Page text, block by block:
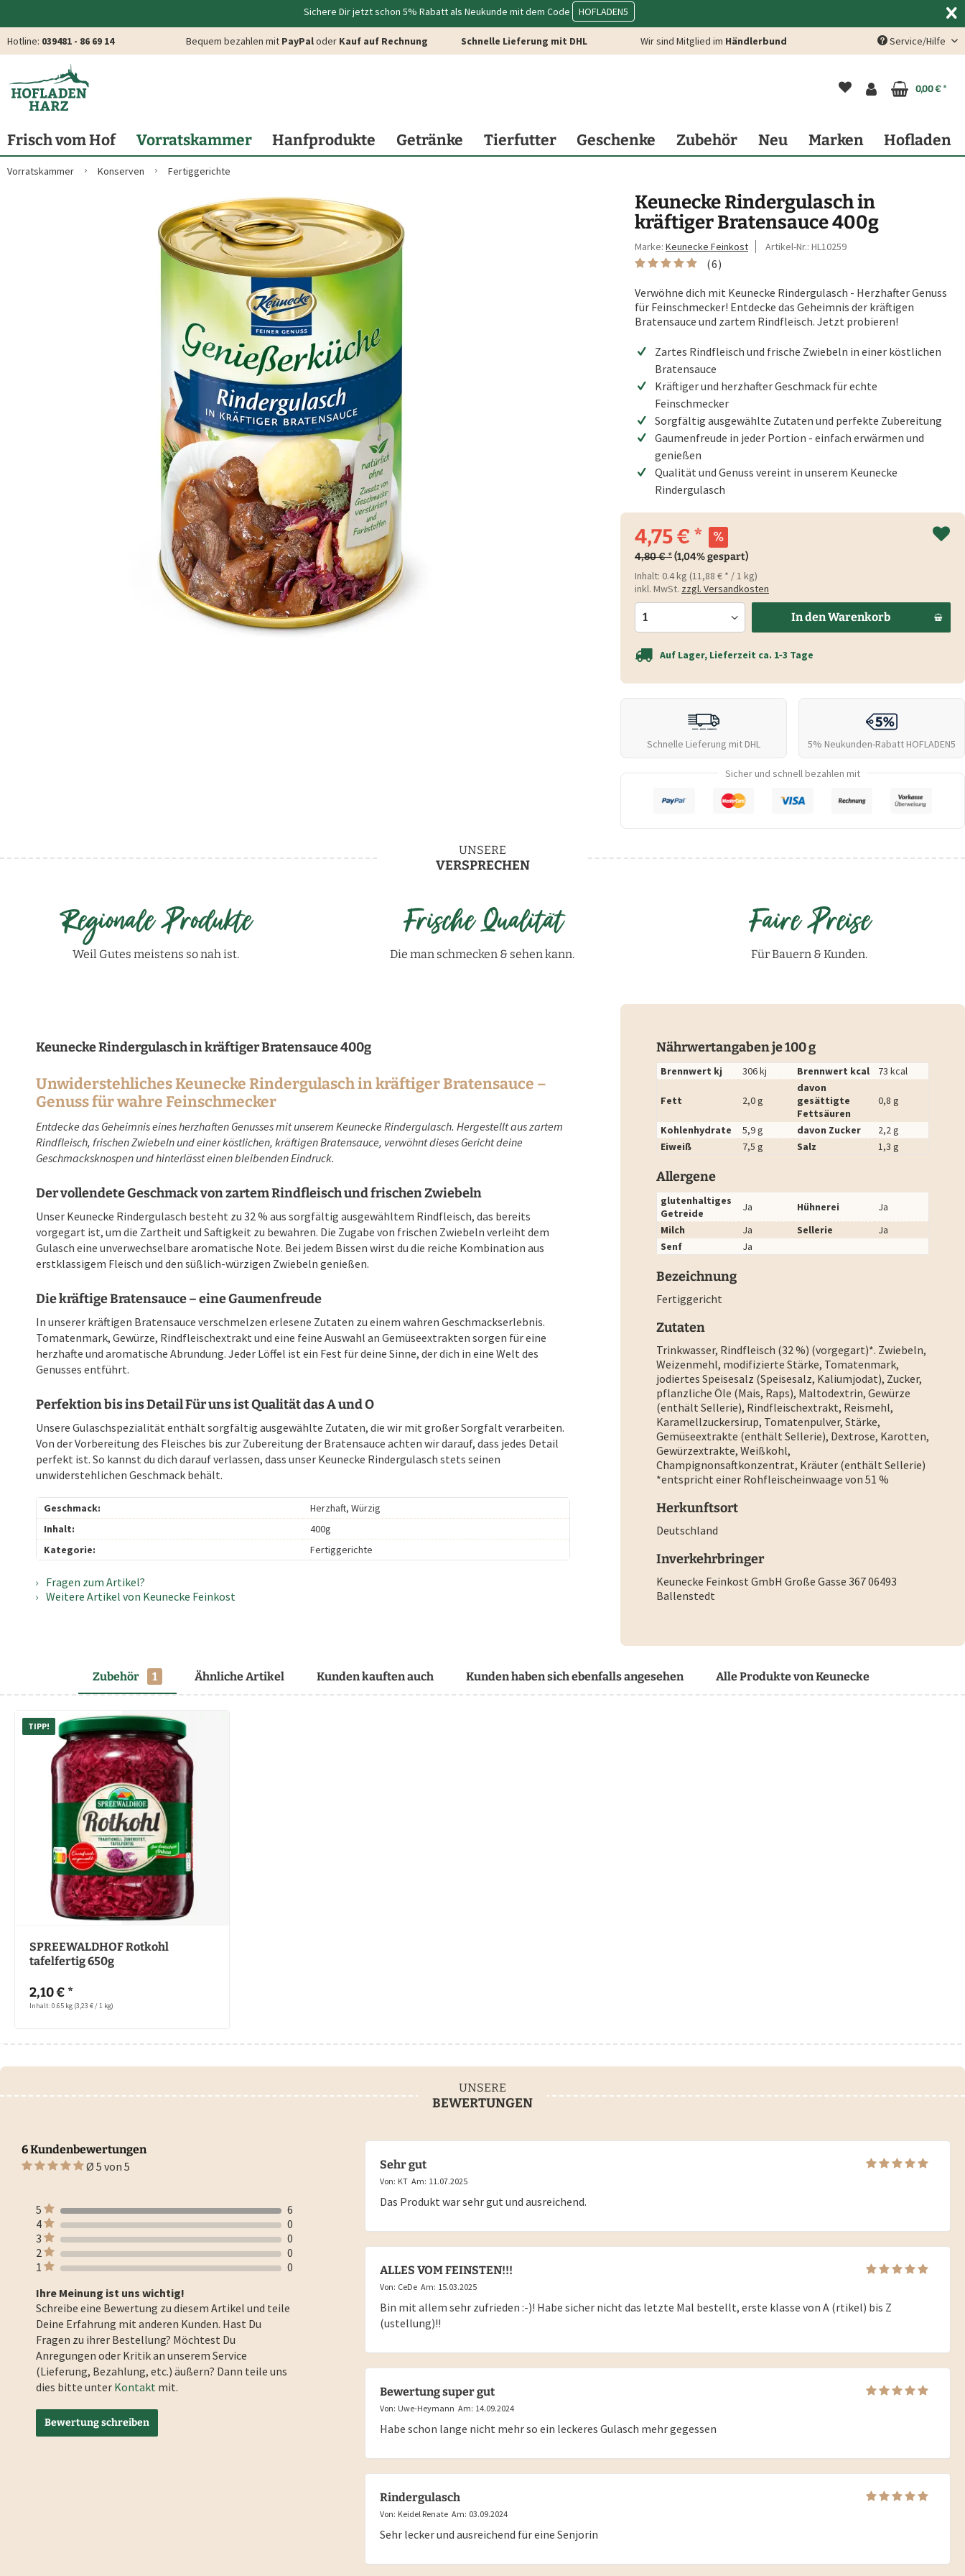
Sichere Dir jetzt schon 5% Rabatt als Neukunde mit dem Code HOFLADEN5
Hotline: 039481 - 86 69 14 Bequem bezahlen mit PayPaloder Kauf auf Rechnung Schnelle Lieferung mit DHL Wir sind Mitglied im Händlerbund Service/Hilfe
0,00 € *
Frisch vom Hof Vorratskammer Hanfprodukte Getränke Tierfutter Geschenke Zubehör Neu Marken Hofladen
Vorratskammer Konserven Fertiggerichte
Keunecke Rindergulasch in
kräftiger Bratensauce 400g
Marke: Keunecke Feinkost Artikel-Nr.: HL10259
(6)
Verwöhne dich mit Keunecke Rindergulasch - Herzhafter Genuss
für Feinschmecker! Entdecke das Geheimnis der kräftigen
Bratensauce und zartem Rindfleisch. Jetzt probieren!
Zartes Rindfleisch und frische Zwiebeln in einer köstlichen
Bratensauce
Kräftiger und herzhafter Geschmack für echte
Feinschmecker
Sorgfältig ausgewählte Zutaten und perfekte Zubereitung
Gaumenfreude in jeder Portion - einfach erwärmen und
genießen
Qualität und Genuss vereint in unserem Keunecke
Rindergulasch
4,75 € *
4,80 € *(1,04% gespart)
Inhalt: 0.4 kg (11,88 € * / 1 kg)
inkl. MwSt. zzgl. Versandkosten
In denWarenkorb
Auf Lager, Lieferzeit ca. 1‑3 Tage
Schnelle Lieferung mit DHL 5% Neukunden-Rabatt HOFLADEN5
Sicher und schnell bezahlen mit
UNSERE
VERSPRECHEN
Regionale Produkte
Weil Gutes meistens so nah ist.
Frische Qualität
Die man schmecken & sehen kann.
Faire Preise
Für Bauern & Kunden.
Keunecke Rindergulasch in kräftiger Bratensauce 400g
Unwiderstehliches Keunecke Rindergulasch in kräftiger Bratensauce –
Genuss für wahre Feinschmecker
Entdecke das Geheimnis eines herzhaften Genusses mit unserem Keunecke Rindergulasch. Hergestellt aus zartem
Rindfleisch, frischen Zwiebeln und einer köstlichen, kräftigen Bratensauce, verwöhnt dieses Gericht deine
Geschmacksknospen und hinterlässt einen bleibenden Eindruck.
Der vollendete Geschmack von zartem Rindfleisch und frischen Zwiebeln
Unser Keunecke Rindergulasch besteht zu 32 % aus sorgfältig ausgewähltem Rindfleisch, das bereits
vorgegart ist, um die Zartheit und Saftigkeit zu bewahren. Die Zugabe von frischen Zwiebeln verleiht dem
Gulasch eine unverwechselbare aromatische Note. Bei jedem Bissen wirst du die reiche Kombination aus
erstklassigem Fleisch und den süßlich-würzigen Zwiebeln genießen.
Die kräftige Bratensauce – eine Gaumenfreude
In unserer kräftigen Bratensauce verschmelzen erlesene Zutaten zu einem wahren Geschmackserlebnis.
Tomatenmark, Gewürze, Rindfleischextrakt und eine feine Auswahl an Gemüseextrakten sorgen für eine
herzhafte und aromatische Abrundung. Jeder Löffel ist ein Fest für deine Sinne, der dich in eine Welt des
Genusses entführt.
Perfektion bis ins DetailFür uns ist Qualität das A und O
Unsere Gulaschspezialität enthält sorgfältig ausgewählte Zutaten, die wir mit großer Sorgfalt verarbeiten.
Von der Vorbereitung des Fleisches bis zur Zubereitung der Bratensauce achten wir darauf, dass jedes Detail
perfekt ist. So kannst du dich darauf verlassen, dass unser Keunecke Rindergulasch stets seinen
unwiderstehlichen Geschmack behält.
Geschmack:
Herzhaft, Würzig
Inhalt:
400g
Kategorie:
Fertiggerichte
Fragen zum Artikel?
Weitere Artikel von Keunecke Feinkost
Nährwertangaben je 100 g
Brennwert kj 306 kj Brennwert kcal 73 kcal
Fett 2,0 g
davon
gesättigte
Fettsäuren
0,8 g
Kohlenhydrate 5,9 g davon Zucker
2,2 g
Eiweiß
7,5 g Salz 1,3 g
Allergene
glutenhaltiges
Getreide
Ja Hühnerei
Ja
Milch
Ja Sellerie
Ja
Senf
Ja
Bezeichnung
Fertiggericht
Zutaten
Trinkwasser, Rindfleisch (32 %) (vorgegart)*. Zwiebeln,
Weizenmehl, modifizierte Stärke, Tomatenmark,
jodiertes Speisesalz (Speisesalz, Kaliumjodat), Zucker,
pflanzliche Öle (Mais, Raps), Maltodextrin, Gewürze
(enthält Sellerie), Rindfleischextrakt, Reismehl,
Karamellzuckersirup, Tomatenpulver, Stärke,
Gemüseextrakte (enthält Sellerie), Dextrose, Karotten,
Gewürzextrakte, Weißkohl,
Champignonsaftkonzentrat, Kräuter (enthält Sellerie)
*entspricht einer Rohfleischeinwaage von 51 %
Herkunftsort
Deutschland
Inverkehrbringer
Keunecke Feinkost GmbH Große Gasse 367 06493
Ballenstedt
Zubehör 1 Ähnliche Artikel Kunden kauften auch Kunden haben sich ebenfalls angesehen Alle Produkte von Keunecke
TIPP!
SPREEWALDHOF Rotkohl
tafelfertig 650g
2,10 € *
Inhalt: 0.65 kg (3,23 € / 1 kg)
UNSERE
BEWERTUNGEN
6 Kundenbewertungen
Ø 5 von 5
5
6
4
0
3
0
2
0
1
0
Ihre Meinung ist uns wichtig!
Schreibe eine Bewertung zu diesem Artikel und teile
Deine Erfahrung mit anderen Kunden. Hast Du
Fragen zu ihrer Bestellung? Möchtest Du
Anregungen oder Kritik an unserem Service
(Lieferung, Bezahlung, etc.) äußern? Dann teile uns
dies bitte unter Kontakt mit.
Bewertung schreiben
Sehr gut
Von: KT Am: 11.07.2025
Das Produkt war sehr gut und ausreichend.
ALLES VOM FEINSTEN!!!
Von: CeDe Am: 15.03.2025
Bin mit allem sehr zufrieden :-)! Habe sicher nicht das letzte Mal bestellt, erste klasse von A (rtikel) bis Z
(ustellung)!!
Bewertung super gut
Von: Uwe-Heymann Am: 14.09.2024
Habe schon lange nicht mehr so ein leckeres Gulasch mehr gegessen
Rindergulasch
Von: Keidel Renate Am: 03.09.2024
Sehr lecker und ausreichend für eine Senjorin